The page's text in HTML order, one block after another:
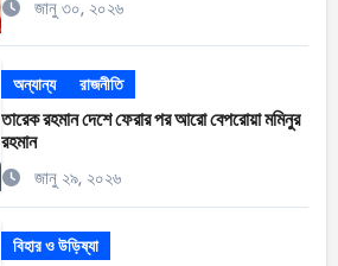
জানু ৩০, ২০২৬
অন্যান্য রাজনীতি
তারেক রহমান দেশে ফেরার পর আরো বেপরোয়া মমিনুর
রহমান
জানু ২৯, ২০২৬
বিহার ও উড়িষ্যা